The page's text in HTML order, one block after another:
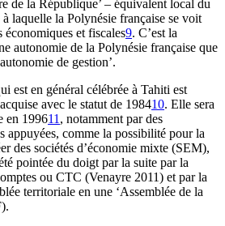
de la République’ – équivalent local du
laquelle la Polynésie française se voit
économiques et fiscales9. C’est la
autonomie de la Polynésie française que
de gestion’.
est en général célébrée à Tahiti est
avec le statut de 198410. Elle sera
en 199611 , notamment par des
appuyées, comme la possibilité pour la
des sociétés d’économie mixte (SEM),
pointée du doigt par la suite par la
ou CTC (Venayre 2011) et par la
territoriale en une ‘Assemblée de la